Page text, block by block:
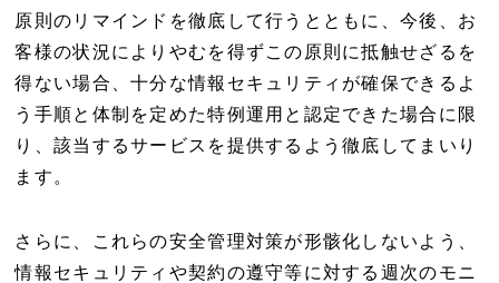
原則のリマインドを徹底して行うとともに、今後、お
客様の状況によりやむを得ずこの原則に抵触せざるを
得ない場合、十分な情報セキュリティが確保できるよ
う手順と体制を定めた特例運用と認定できた場合に限
り、該当するサービスを提供するよう徹底してまいり
ます。
さらに、これらの安全管理対策が形骸化しないよう、
情報セキュリティや契約の遵守等に対する週次のモニ